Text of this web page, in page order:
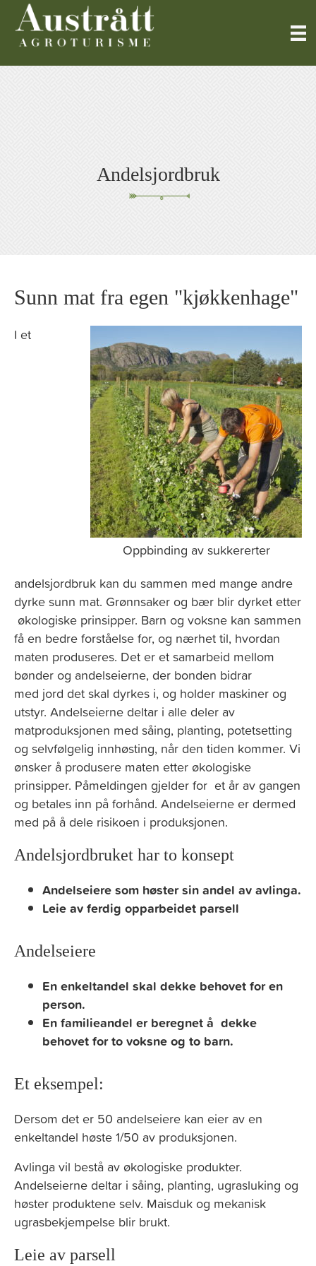
Andelsjordbruk
Sunn mat fra egen "kjøkkenhage"
Oppbinding av sukkererter
I et
andelsjordbruk kan du sammen med mange andre
dyrke sunn mat. Grønnsaker og bær blir dyrket etter
økologiske prinsipper. Barn og voksne kan sammen
få en bedre forståelse for, og nærhet til, hvordan
maten produseres. Det er et samarbeid mellom
bønder og andelseierne, der bonden bidrar
med jord det skal dyrkes i, og holder maskiner og
utstyr. Andelseierne deltar i alle deler av
matproduksjonen med såing, planting, potetsetting
og selvfølgelig innhøsting, når den tiden kommer. Vi
ønsker å produsere maten etter økologiske
prinsipper. Påmeldingen gjelder for et år av gangen
og betales inn på forhånd. Andelseierne er dermed
med på å dele risikoen i produksjonen.
Andelsjordbruket har to konsept
Andelseiere som høster sin andel av avlinga.
Leie av ferdig opparbeidet parsell
Andelseiere
En enkeltandel skal dekke behovet for en
person.
En familieandel er beregnet å dekke
behovet for to voksne og to barn.
Et eksempel:
Dersom det er 50 andelseiere kan eier av en
enkeltandel høste 1/50 av produksjonen.
Avlinga vil bestå av økologiske produkter.
Andelseierne deltar i såing, planting, ugrasluking og
høster produktene selv. Maisduk og mekanisk
ugrasbekjempelse blir brukt.
Leie av parsell